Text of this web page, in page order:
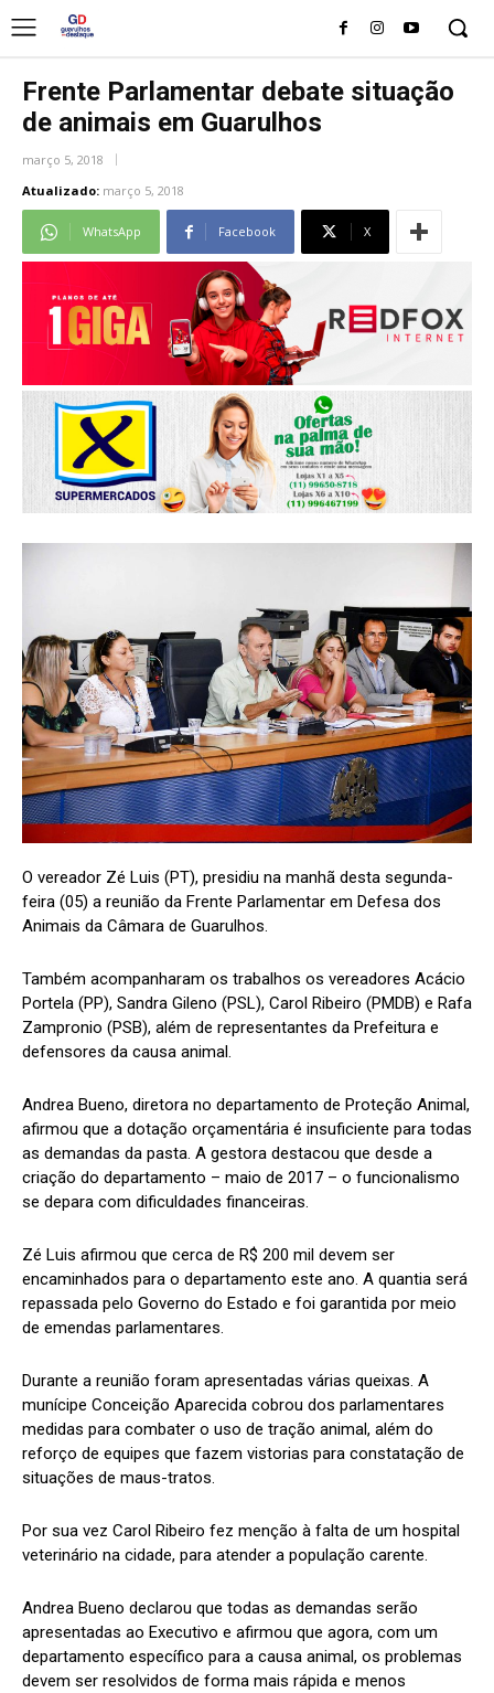
Frente Parlamentar debate situação
de animais em Guarulhos
março 5, 2018
Atualizado: março 5, 2018
WhatsApp Facebook X
O vereador Zé Luis (PT), presidiu na manhã desta segunda-
feira (05) a reunião da Frente Parlamentar em Defesa dos
Animais da Câmara de Guarulhos.
Também acompanharam os trabalhos os vereadores Acácio
Portela (PP), Sandra Gileno (PSL), Carol Ribeiro (PMDB) e Rafa
Zampronio (PSB), além de representantes da Prefeitura e
defensores da causa animal.
Andrea Bueno, diretora no departamento de Proteção Animal,
afirmou que a dotação orçamentária é insuficiente para todas
as demandas da pasta. A gestora destacou que desde a
criação do departamento – maio de 2017 – o funcionalismo
se depara com dificuldades financeiras.
Zé Luis afirmou que cerca de R$ 200 mil devem ser
encaminhados para o departamento este ano. A quantia será
repassada pelo Governo do Estado e foi garantida por meio
de emendas parlamentares.
Durante a reunião foram apresentadas várias queixas. A
munícipe Conceição Aparecida cobrou dos parlamentares
medidas para combater o uso de tração animal, além do
reforço de equipes que fazem vistorias para constatação de
situações de maus-tratos.
Por sua vez Carol Ribeiro fez menção à falta de um hospital
veterinário na cidade, para atender a população carente.
Andrea Bueno declarou que todas as demandas serão
apresentadas ao Executivo e afirmou que agora, com um
departamento específico para a causa animal, os problemas
devem ser resolvidos de forma mais rápida e menos